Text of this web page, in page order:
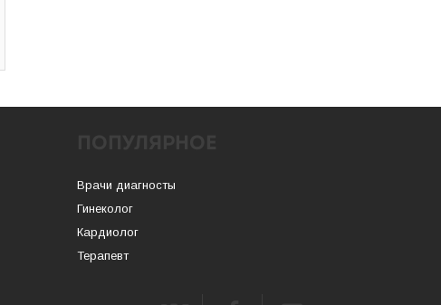
Врачи диагносты
Гинеколог
Кардиолог
Терапевт